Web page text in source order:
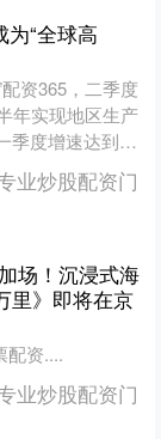
“全球高
配资365，二季度
年实现地区生产
季度增速达到
”概括整体态
业炒股配资门
场！沉浸式海
里》即将在京
配资....
业炒股配资门